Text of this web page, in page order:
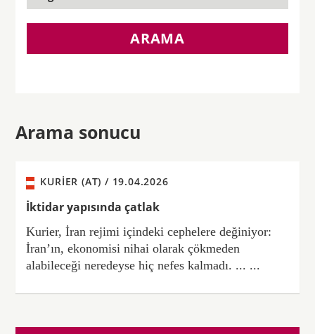
ARAMA
Arama sonucu
KURIER (AT) / 19.04.2026
İktidar yapısında çatlak
Kurier, İran rejimi içindeki cephelere değiniyor:
İran’ın, ekonomisi nihai olarak çökmeden
alabileceği neredeyse hiç nefes kalmadı. ... ...